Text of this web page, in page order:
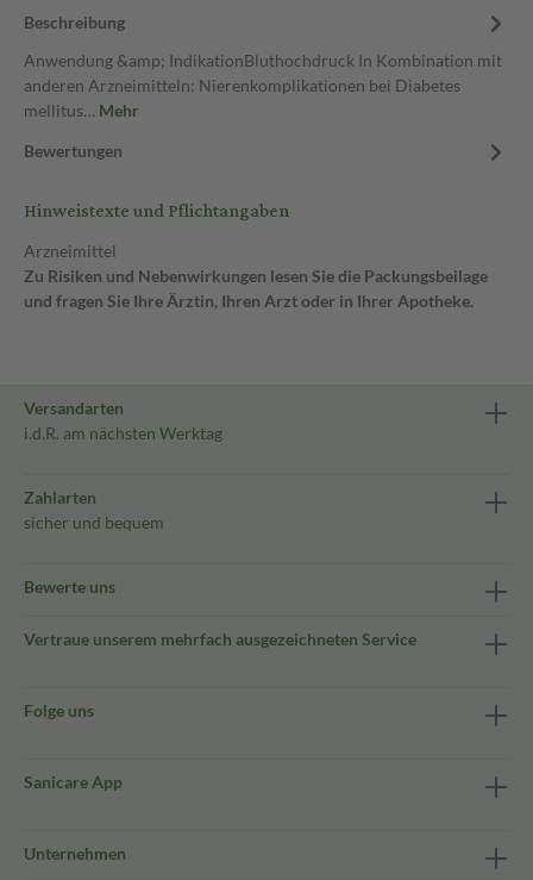
Beschreibung
Anwendung &amp; IndikationBluthochdruck In Kombination mit
anderen Arzneimitteln: Nierenkomplikationen bei Diabetes
mellitus… Mehr
Bewertungen
Hinweistexte und Pflichtangaben
Arzneimittel
Zu Risiken und Nebenwirkungen lesen Sie die Packungsbeilage
und fragen Sie Ihre Ärztin, Ihren Arzt oder in Ihrer Apotheke.
Versandarten
i.d.R. am nächsten Werktag
Zahlarten
sicher und bequem
Bewerte uns
Vertraue unserem mehrfach ausgezeichneten Service
Folge uns
Sanicare App
Unternehmen